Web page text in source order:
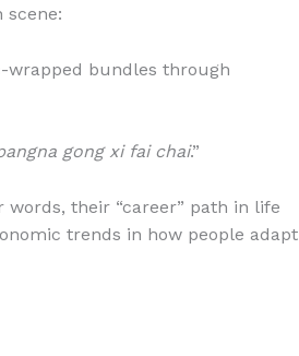
scene:
wrapped bundles through
gong xi fai chai.”
their “career” path in life
trends in how people adapt